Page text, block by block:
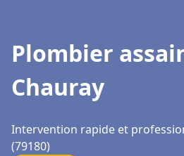
Plombier
Chauray
Intervention rapide et
(79180)